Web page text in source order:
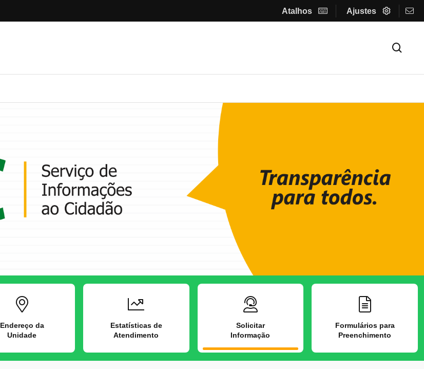
Atalhos Ajustes
Endereço da
Unidade
Estatísticas de
Atendimento
Solicitar
Informação
Formulários para
Preenchimento